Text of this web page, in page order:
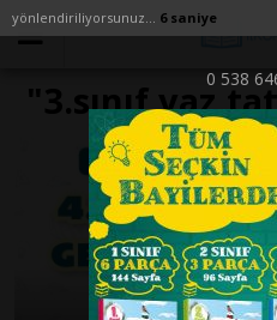
yönlendiriliyorsunuz... 6 saniye
0 538
"3.sınıf yaz
programı" ile